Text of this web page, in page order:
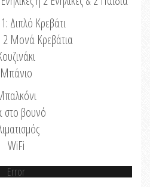
Διπλό Κρεβάτι
2 Μονά Κρεβάτια
Μπάνιο
στο βουνό
WiFi
Error